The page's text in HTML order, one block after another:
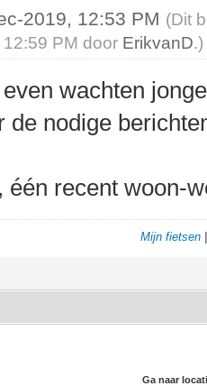
2019, 12:53 PM (Dit
12:59 PM door ErikvanD.)
wachten
de nodige
één recent woon-
Mijn fietsen
Ga naar